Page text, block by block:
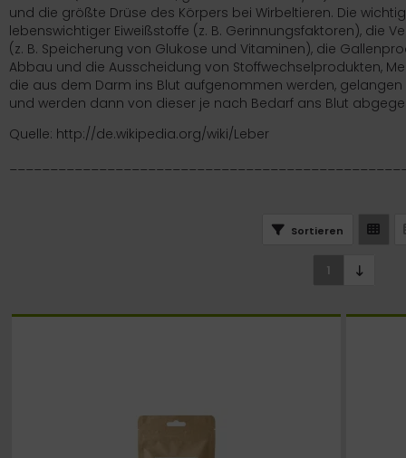
und die größte Drüse des Körpers bei Wirbeltieren. Die
lebenswichtiger Eiweißstoffe (z. B. Gerinnungsfaktoren), die
(z. B. Speicherung von Glukose und Vitaminen), die
Abbau und die Ausscheidung von Stoffwechselprodukten,
die aus dem Darm ins Blut aufgenommen werden,
und werden dann von dieser je nach Bedarf ans Blut
Quelle: http://de.wikipedia.org/wiki/Leber
Sortieren
1